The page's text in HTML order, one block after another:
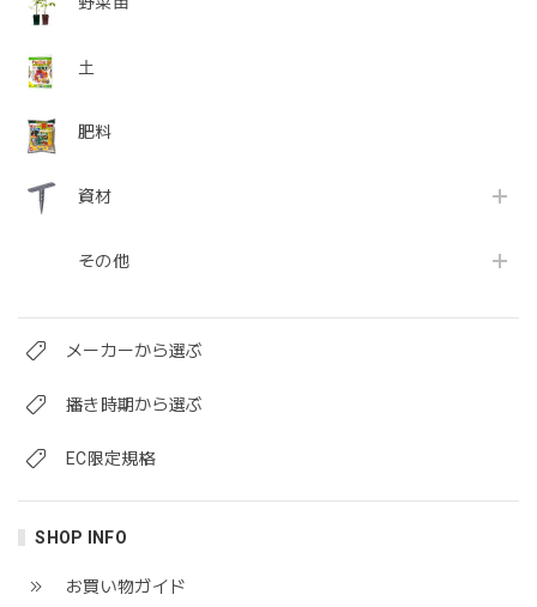
土
肥料
資材
その他
メーカーから選ぶ
播き時期から選ぶ
EC限定規格
SHOP INFO
お買い物ガイド